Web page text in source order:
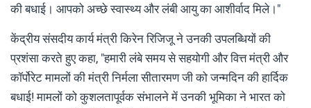
की बधाई। आपको अच्छे स्वास्थ्य और लंबी आयु का आशीर्वाद मिले।"
केंद्रीय संसदीय कार्य मंत्री किरेन रिजिजू ने उनकी उपलब्धियों की
प्रशंसा करते हुए कहा, "हमारी लंबे समय से सहयोगी और वित्त मंत्री और
कॉर्पोरेट मामलों की मंत्री निर्मला सीतारमण जी को जन्मदिन की हार्दिक
बधाई! मामलों को कुशलतापूर्वक संभालने में उनकी भूमिका ने भारत को